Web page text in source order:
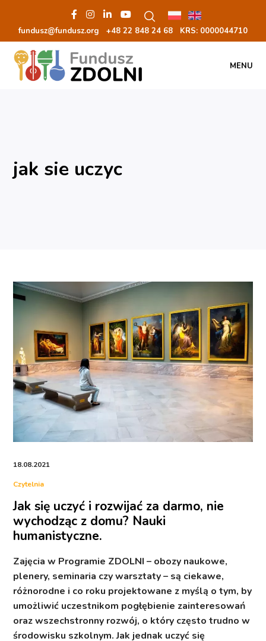
fundusz@fundusz.org +48 22 848 24 68 KRS: 0000044710
MENU
jak sie uczyc
18.08.2021
Czytelnia
Jak się uczyć i rozwijać za darmo, nie
wychodząc z domu? Nauki
humanistyczne.
Zajęcia w Programie ZDOLNI – obozy naukowe,
plenery, seminaria czy warsztaty – są ciekawe,
różnorodne i co roku projektowane z myślą o tym, by
umożliwić uczestnikom pogłębienie zainteresowań
oraz wszechstronny rozwój, o który często trudno w
środowisku szkolnym. Jak jednak uczyć się